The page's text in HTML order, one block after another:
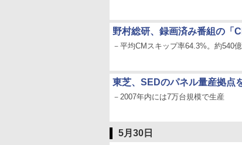
野村総研、録画済み番組の「
－平均CMスキップ率64.3%。約540
東芝、SEDのパネル量産拠点
－2007年内には7万台規模で生産
5月30日